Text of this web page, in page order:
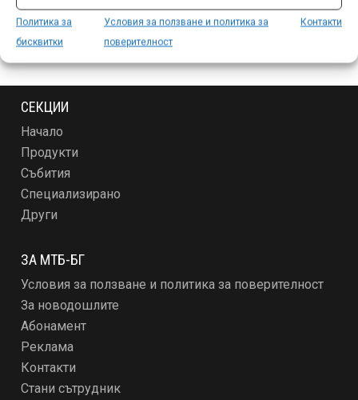
Политика за
бисквитки
Условия за ползване и политика за
поверителност
Контакти
СЕКЦИИ
Начало
Продукти
Събития
Специализирано
Други
ЗА МТБ-БГ
Условия за ползване и политика за поверителност
За новодошлите
Абонамент
Реклама
Контакти
Стани сътрудник